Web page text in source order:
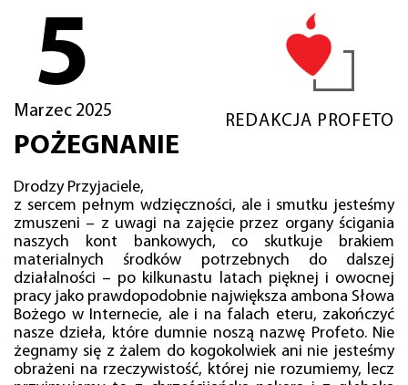
5
Marzec 2025
REDAKCJA PROFETO
POŻEGNANIE
Drodzy Przyjaciele,
z sercem pełnym wdzięczności, ale i smutku jesteśmy
zmuszeni – z uwagi na zajęcie przez organy ścigania
naszych kont bankowych, co skutkuje brakiem
materialnych środków potrzebnych do dalszej
działalności – po kilkunastu latach pięknej i owocnej
pracy jako prawdopodobnie największa ambona Słowa
Bożego w Internecie, ale i na falach eteru, zakończyć
nasze dzieła, które dumnie noszą nazwę Profeto. Nie
żegnamy się z żalem do kogokolwiek ani nie jesteśmy
obrażeni na rzeczywistość, której nie rozumiemy, lecz